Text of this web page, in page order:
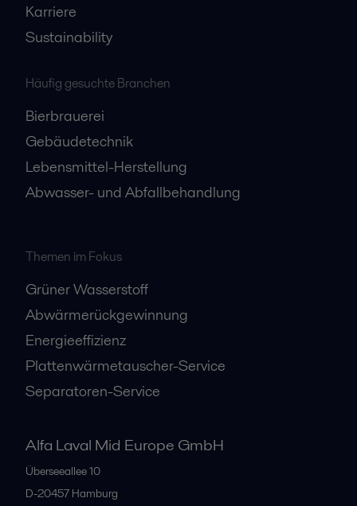
Karriere
Sustainability
Häufig gesuchte Branchen
Bierbrauerei
Gebäudetechnik
Lebensmittel-Herstellung
Abwasser- und Abfallbehandlung
Themen im Fokus
Grüner Wasserstoff
Abwärmerückgewinnung
Energieeffizienz
Plattenwärmetauscher-Service
Separatoren-Service
Alfa Laval Mid Europe GmbH
Überseeallee 10
D-20457 Hamburg